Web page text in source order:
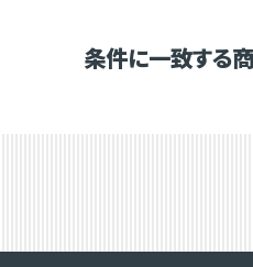
条件に一致する